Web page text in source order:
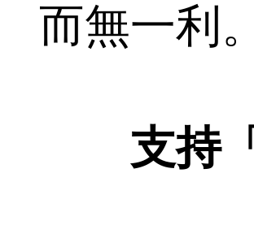
而無一利。
支持